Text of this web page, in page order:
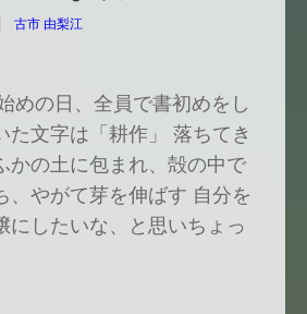
古市 由梨江
めの日、全員で書初めをし
た文字は「耕作」 落ちてき
かの土に包まれ、殻の中で
、やがて芽を伸ばす 自分を
にしたいな、と思いちょっ